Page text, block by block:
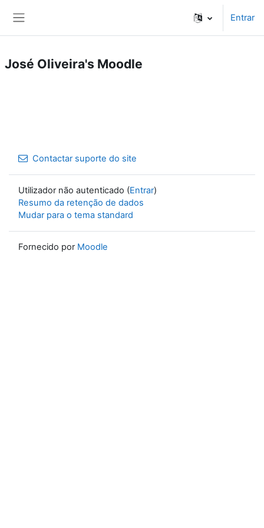
Entrar
José Oliveira's Moodle
Contactar suporte do site
Utilizador não autenticado (Entrar)
Resumo da retenção de dados
Mudar para o tema standard
Fornecido por Moodle